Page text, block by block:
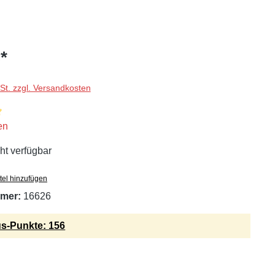
zzgl. Versandkosten
Bewertung von 5 von 5 Sternen
verfügbar
hinzufügen
16626
Punkte: 156